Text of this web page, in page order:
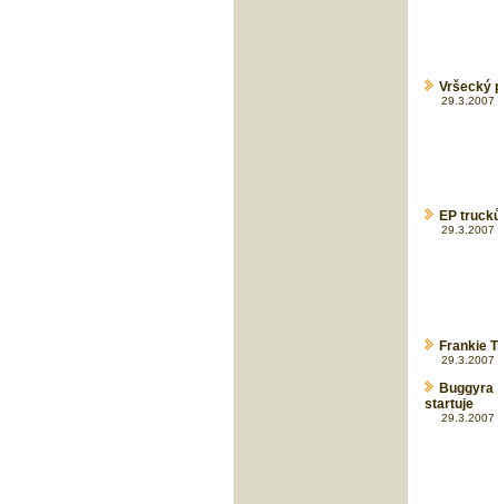
Vršecký
29.3.2007
EP
29.3.2007
Frankie
29.3.2007
startuje
29.3.2007